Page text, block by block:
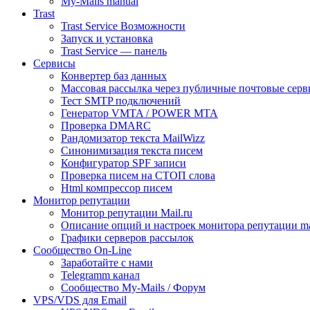
Trast
Trast Service Возможности
Запуск и установка
Trast Service — панель
Сервисы
Конвертер баз данных
Массовая рассылка через публичные почтовые
Тест SMTP подключений
Генератор VMTA / POWER MTA
Проверка DMARC
Рандомизатор текста MailWizz
Синонимизация текста писем
Конфигуратор SPF записи
Проверка писем на СТОП слова
Html компрессор писем
Монитор репутации
Монитор репутации Mail.ru
Описание опций и настроек монитора репутации
Графики серверов рассылок
Сообщество On-Line
Заработайте с нами
Telegramm канал
Сообщество My-Mails / Форум
VPS/VDS для Email